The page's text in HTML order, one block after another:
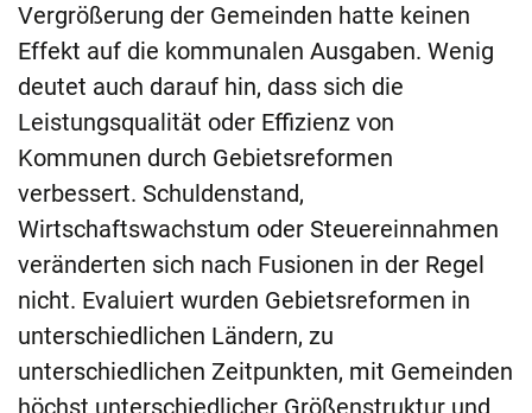
Vergrößerung der Gemeinden hatte keinen
Effekt auf die kommunalen Ausgaben. Wenig
deutet auch darauf hin, dass sich die
Leistungsqualität oder Effizienz von
Kommunen durch Gebietsreformen
verbessert. Schuldenstand,
Wirtschaftswachstum oder Steuereinnahmen
veränderten sich nach Fusionen in der Regel
nicht. Evaluiert wurden Gebietsreformen in
unterschiedlichen Ländern, zu
unterschiedlichen Zeitpunkten, mit Gemeinden